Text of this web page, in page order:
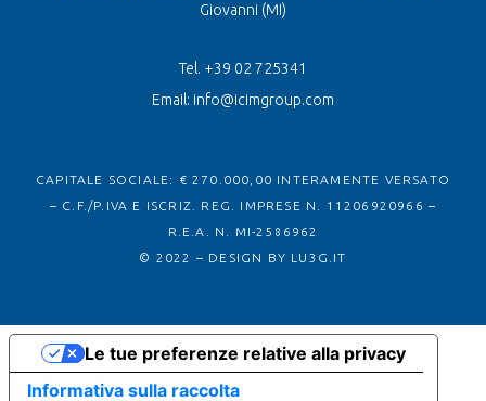
Giovanni (MI)
Tel. +39 02 725341
Email: info@icimgroup.com
CAPITALE SOCIALE: € 270.000,00 INTERAMENTE VERSATO
– C.F./P.IVA E ISCRIZ. REG. IMPRESE N. 11206920966 –
R.E.A. N. MI-2586962
© 2022 – DESIGN BY LU3G.IT
Informativa sulla raccolta
Le tue preferenze relative alla privacy